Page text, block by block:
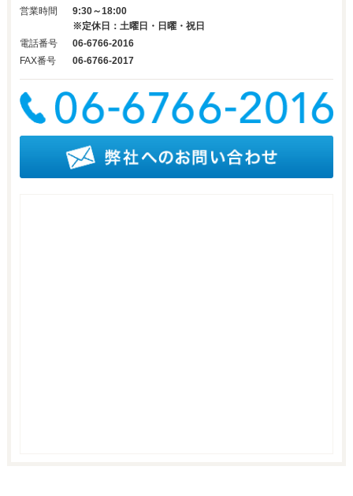
営業時間
9:30～18:00
※定休日：土曜日・日曜・祝日
電話番号
06-6766-2016
FAX番号
06-6766-2017